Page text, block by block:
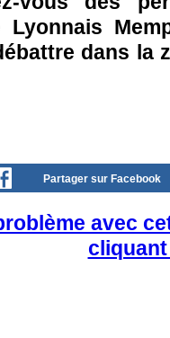
Lyonnais
dans la
Partager sur Facebook
avec